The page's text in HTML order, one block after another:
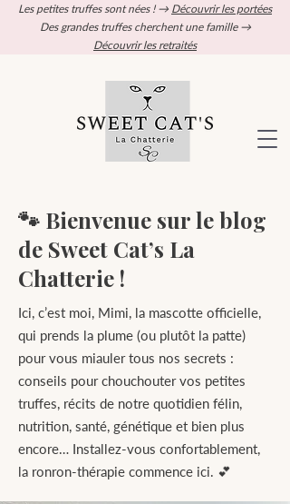
Les petites truffes sont nées ! → Découvrir les portées
Des grandes truffes cherchent une famille →
Découvrir les retraités
🐾 Bienvenue sur le blog
de Sweet Cat’s La
Chatterie !
Ici, c’est moi, Mimi, la mascotte officielle,
qui prends la plume (ou plutôt la patte)
pour vous miauler tous nos secrets :
conseils pour chouchouter vos petites
truffes, récits de notre quotidien félin,
nutrition, santé, génétique et bien plus
encore… Installez-vous confortablement,
la ronron-thérapie commence ici. 💕